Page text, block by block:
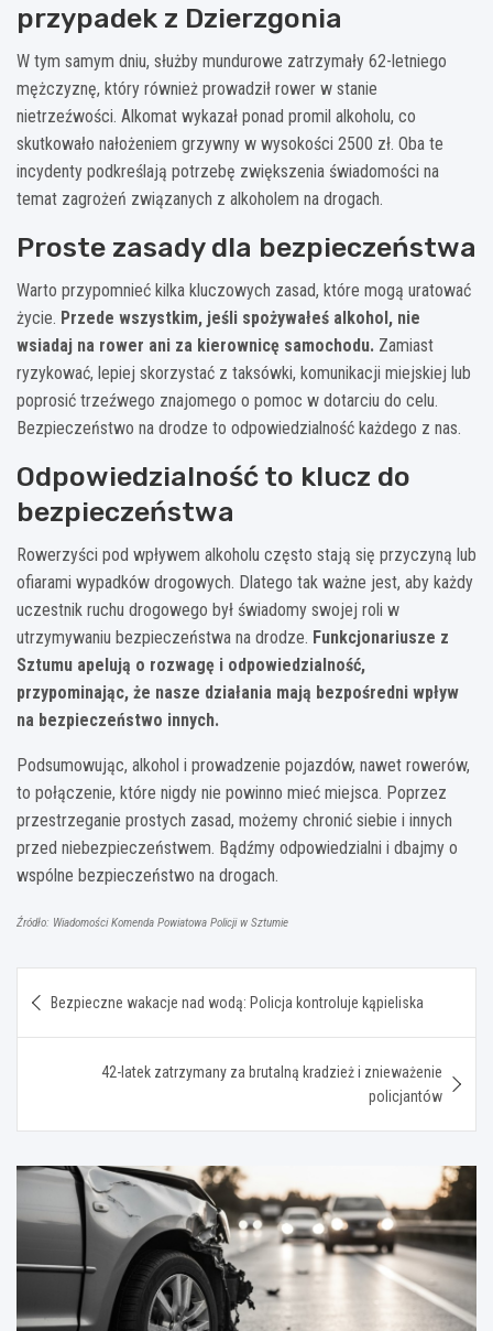
przypadek z Dzierzgonia
W tym samym dniu, służby mundurowe zatrzymały 62-letniego
mężczyznę, który również prowadził rower w stanie
nietrzeźwości. Alkomat wykazał ponad promil alkoholu, co
skutkowało nałożeniem grzywny w wysokości 2500 zł. Oba te
incydenty podkreślają potrzebę zwiększenia świadomości na
temat zagrożeń związanych z alkoholem na drogach.
Proste zasady dla bezpieczeństwa
Warto przypomnieć kilka kluczowych zasad, które mogą uratować
życie. Przede wszystkim, jeśli spożywałeś alkohol, nie
wsiadaj na rower ani za kierownicę samochodu. Zamiast
ryzykować, lepiej skorzystać z taksówki, komunikacji miejskiej lub
poprosić trzeźwego znajomego o pomoc w dotarciu do celu.
Bezpieczeństwo na drodze to odpowiedzialność każdego z nas.
Odpowiedzialność to klucz do
bezpieczeństwa
Rowerzyści pod wpływem alkoholu często stają się przyczyną lub
ofiarami wypadków drogowych. Dlatego tak ważne jest, aby każdy
uczestnik ruchu drogowego był świadomy swojej roli w
utrzymywaniu bezpieczeństwa na drodze. Funkcjonariusze z
Sztumu apelują o rozwagę i odpowiedzialność,
przypominając, że nasze działania mają bezpośredni wpływ
na bezpieczeństwo innych.
Podsumowując, alkohol i prowadzenie pojazdów, nawet rowerów,
to połączenie, które nigdy nie powinno mieć miejsca. Poprzez
przestrzeganie prostych zasad, możemy chronić siebie i innych
przed niebezpieczeństwem. Bądźmy odpowiedzialni i dbajmy o
wspólne bezpieczeństwo na drogach.
Źródło: Wiadomości Komenda Powiatowa Policji w Sztumie
wpisu
Bezpieczne wakacje nad wodą: Policja kontroluje kąpieliska
42-latek zatrzymany za brutalną kradzież i znieważenie
policjantów